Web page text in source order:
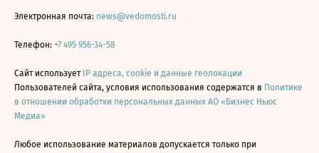
Электронная почта: news@vedomosti.ru
Телефон: +7 495 956-34-58
Сайт использует IP адреса, cookie и данные геолокации
Пользователей сайта, условия использования содержатся в Политике
в отношении обработки персональных данных АО «Бизнес Ньюс
Медиа»
Любое использование материалов допускается только при